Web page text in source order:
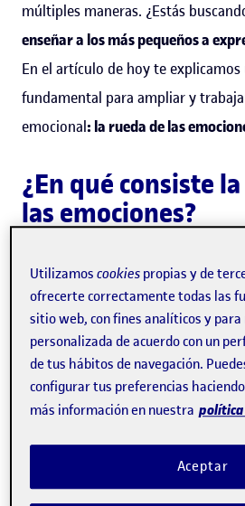
múltiples maneras. ¿Estás
enseñar a los más pequeños a
En el artículo de hoy te
fundamental para ampliar y
emocional: la rueda de las
¿En qué consiste
las emociones?
sirve para identificar las
cómo se relacionan entre sí.
norteamericano Robert Plutchik,
ocho pétalos que incluye las ocho
alegría, confianza, miedo,
vez se presentan de forma aislada
manifestarse en diferentes grados
Utilizamoscookies propias y de
ofrecerte correctamente todas las
sitio web, con fines analíticos y
personalizada de acuerdo con un
de tus hábitos de navegación.
configurar tus preferencias
más información en nuestra política
Aceptar